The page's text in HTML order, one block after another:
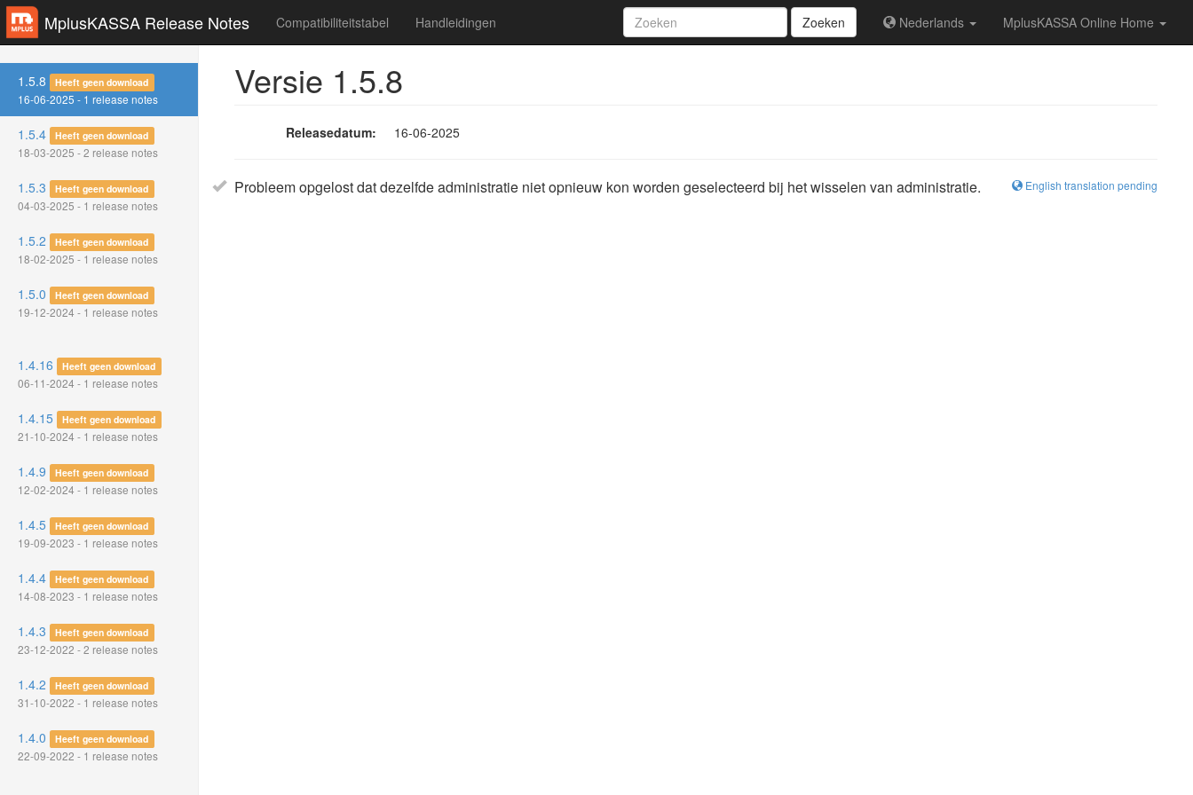
MplusKASSA Release Notes Zoeken Nederlands MplusKASSA Online Home
Compatibiliteitstabel Handleidingen
1.5.8 Heeft geen download
16-06-2025 - 1 release notes
1.5.4 Heeft geen download
18-03-2025 - 2 release notes
1.5.3 Heeft geen download
04-03-2025 - 1 release notes
1.5.2 Heeft geen download
18-02-2025 - 1 release notes
1.5.0 Heeft geen download
19-12-2024 - 1 release notes
1.4.16 Heeft geen download
06-11-2024 - 1 release notes
1.4.15 Heeft geen download
21-10-2024 - 1 release notes
1.4.9 Heeft geen download
12-02-2024 - 1 release notes
1.4.5 Heeft geen download
19-09-2023 - 1 release notes
1.4.4 Heeft geen download
14-08-2023 - 1 release notes
1.4.3 Heeft geen download
23-12-2022 - 2 release notes
1.4.2 Heeft geen download
31-10-2022 - 1 release notes
1.4.0 Heeft geen download
22-09-2022 - 1 release notes
Versie 1.5.8
Releasedatum: 16-06-2025
English translation pending
Probleem opgelost dat dezelfde administratie niet opnieuw kon worden geselecteerd bij het wisselen van administratie.